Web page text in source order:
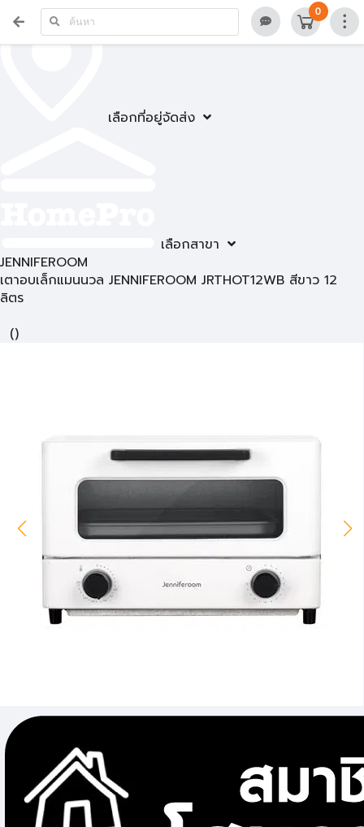
เลือกที่อยู่จัดส่ง
เลือกสาขา
0
JENNIFEROOM
เตาอบเล็กแมนนวล JENNIFEROOM JRTHOT12WB สีขาว 12
ลิตร
()